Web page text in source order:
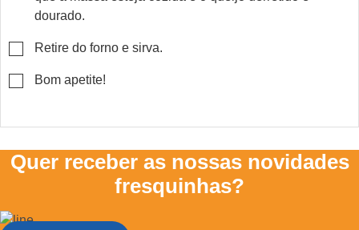
dourado.
▢
Retire do forno e sirva.
▢
Bom apetite!
Quer receber as nossas novidades
fresquinhas?